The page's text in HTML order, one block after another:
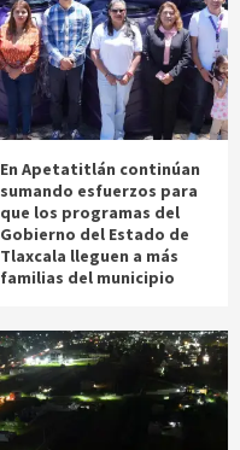
En Apetatitlán continúan
sumando esfuerzos para
que los programas del
Gobierno del Estado de
Tlaxcala lleguen a más
familias del municipio